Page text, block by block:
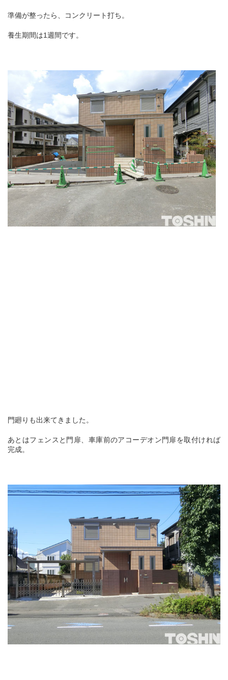
準備が整ったら、コンクリート打ち。
養生期間は1週間です。
門廻りも出来てきました。
あとはフェンスと門扉、車庫前のアコーデオン門扉を取付ければ
完成。